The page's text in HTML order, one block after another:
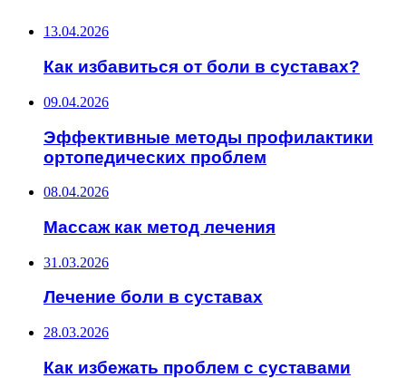
13.04.2026
Как избавиться от боли в суставах?
09.04.2026
Эффективные методы профилактики
ортопедических проблем
08.04.2026
Массаж как метод лечения
31.03.2026
Лечение боли в суставах
28.03.2026
Как избежать проблем с суставами